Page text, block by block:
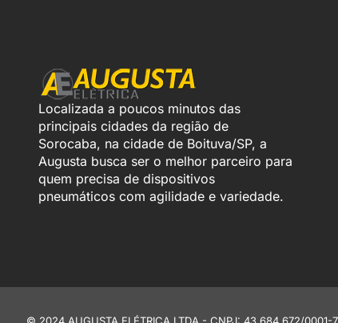
Localizada a poucos minutos das
principais cidades da região de
Sorocaba, na cidade de Boituva/SP, a
Augusta busca ser o melhor parceiro para
quem precisa de dispositivos
pneumáticos com agilidade e variedade.